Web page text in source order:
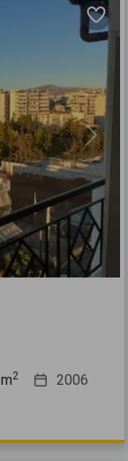
Next
m2 2006